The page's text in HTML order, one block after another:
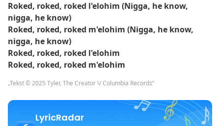
Roked, roked, roked l'elohim (Nigga, he know,
nigga, he know)
Roked, roked, roked m'elohim (Nigga, he know,
nigga, he know)
Roked, roked, roked l'elohim
Roked, roked, roked m'elohim
„Tekst © 2025 Tyler, The Creator \/ Columbia Records”
LyricRadar